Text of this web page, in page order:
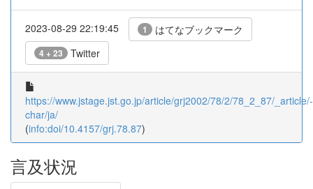
2023-08-29 22:19:45 1 はてなブックマーク
4 + 23 Twitter
https://www.jstage.jst.go.jp/article/grj2002/78/2/78_2_87/_article/-
char/ja/
(info:doi/10.4157/grj.78.87)
言及状況